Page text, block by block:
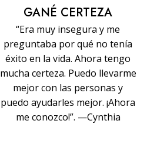
GANÉ CERTEZA
“Era muy insegura y me
preguntaba por qué no tenía
éxito en la vida. Ahora tengo
mucha certeza. Puedo llevarme
mejor con las personas y
puedo ayudarles mejor. ¡Ahora
me conozco!”. —Cynthia